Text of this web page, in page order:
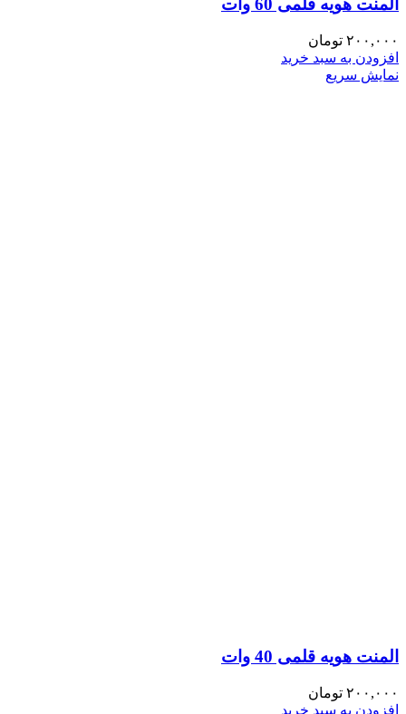
المنت هویه قلمی 60 وات
۲۰۰,۰۰۰ تومان
افزودن به سبد خرید
نمایش سریع
المنت هویه قلمی 40 وات
۲۰۰,۰۰۰ تومان
افزودن به سبد خرید